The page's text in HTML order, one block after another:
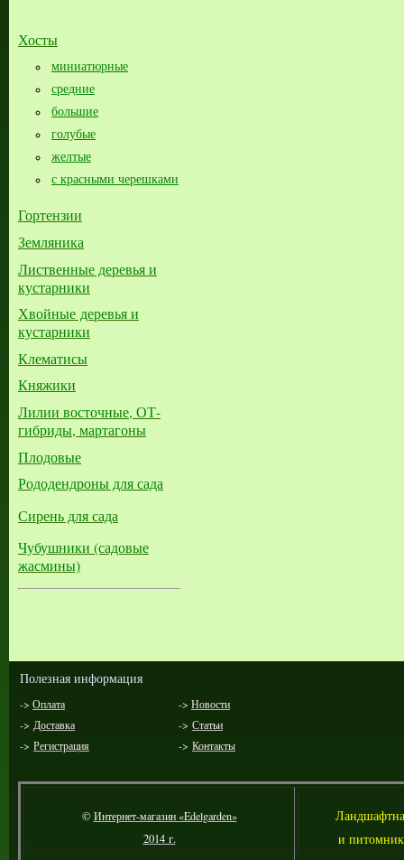
Хосты
миниатюрные
средние
большие​
голубые
желтые
с красными черешками
Гортензии
Земляника
Лиственные деревья и
кустарники
Хвойные деревья и
кустарники
Клематисы
Княжики
Лилии восточные, ОТ-
гибриды, мартагоны
Плодовые
Рододендроны для сада
Сирень для сада
Чубушники (садовые
жасмины)
Полезная информация
-> Оплата -> Новости
-> Доставка -> Статьи
-> Регистрация -> Контакты
©Интернет-магазин «Edelgarden»
2014 г.
Л
и питомник